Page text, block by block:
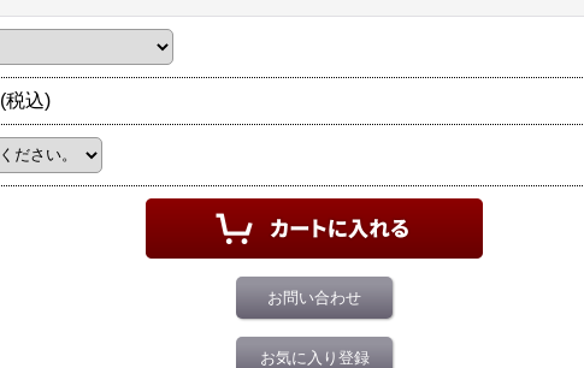
(税込)
お問い合わせ
お気に入り登録